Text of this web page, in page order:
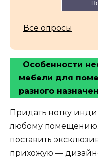
Все опросы
Особенности
мебели для
разного
Придать нотку
любому помещению.
поставить
прихожую —